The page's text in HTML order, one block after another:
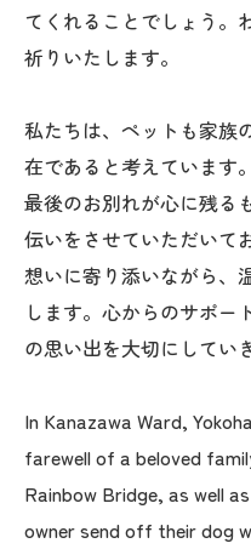
てくれることでしょう。
祈りいたします。
私たちは、ペットも家族
在であると考えています
最後のお別れが心に残る
伝いをさせていただいて
想いに寄り添いながら、
します。心からのサポー
の思い出を大切にしてい
In Kanazawa Ward,
farewell of a beloved
Rainbow Bridge, as well
owner send off their dog